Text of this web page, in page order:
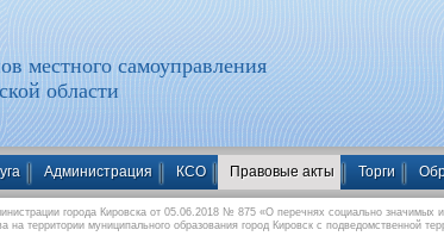
местного самоуправления
области
Администрация КСО Правовые акты Торги
города Кировска от 05.06.2018 № 875 «О перечнях социально значимых
территории муниципального образования город Кировск с подведомственной